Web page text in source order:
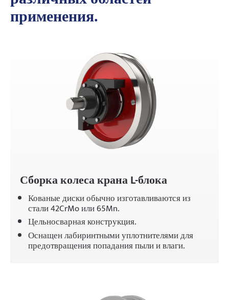
применения.
Сборка колеса крана L-блока
Кованые диски обычно изготавливаются из
стали 42CrMo или 65Mn.
Цельносварная конструкция.
Оснащен лабиринтными уплотнителями для
предотвращения попадания пыли и влаги.